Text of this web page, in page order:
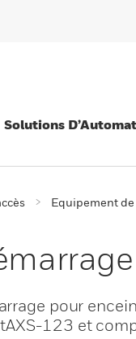
Solutions
Equipement
pour
123 et